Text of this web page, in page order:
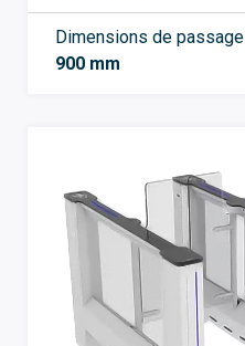
Dimensions de passage
900 mm